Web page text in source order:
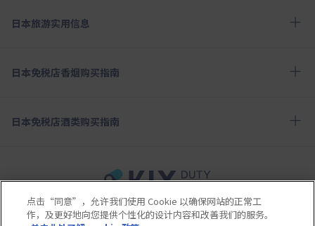
日本旅游实用信息
日本免税店香烟购买指南
日本免税店酒类购买指南
使用条款 隐私保护条款
Cookie政策
点击“同意”，允许我们使用 Cookie 以确保网站的正常工
作，及更好地向您提供个性化的设计内容和改善我们的服务。